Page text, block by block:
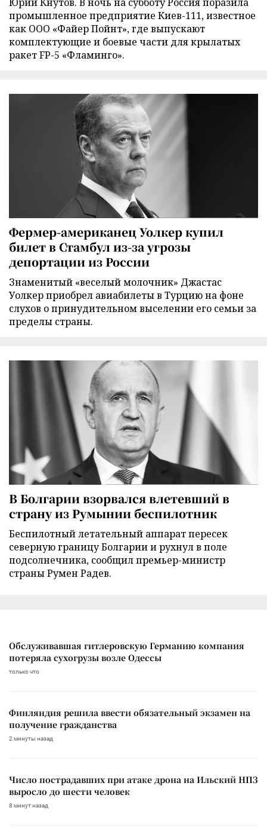
промышленное предприятие Киев-111, известное
как ООО «Файер Пойнт», где выпускают
комплектующие и боевые части для крылатых
ракет FP-5 «Фламинго».
Фермер-американец Уолкер купил
билет в Стамбул из-за угрозы
депортации из России
Знаменитый «веселый молочник» Джастас
Уолкер приобрел авиабилеты в Турцию на фоне
слухов о принудительном выселении его семьи за
пределы страны.
В Болгарии взорвался влетевший в
страну из Румынии беспилотник
Беспилотный летательный аппарат пересек
северную границу Болгарии и рухнул в поле
подсолнечника, сообщил премьер-министр
страны Румен Радев.
Обслуживавшая гитлеровскую Германию компания
потеряла сухогрузы возле Одессы
только что
Финляндия решила ввести обязательный экзамен на
получение гражданства
2 минуты назад
Число пострадавших при атаке дрона на Ильский НПЗ
выросло до шести человек
8 минут назад